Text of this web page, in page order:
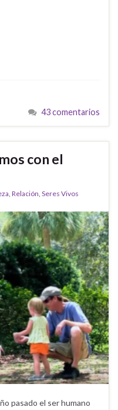
43 comentarios
con el
, Relación, Seres Vivos
pasado el ser humano